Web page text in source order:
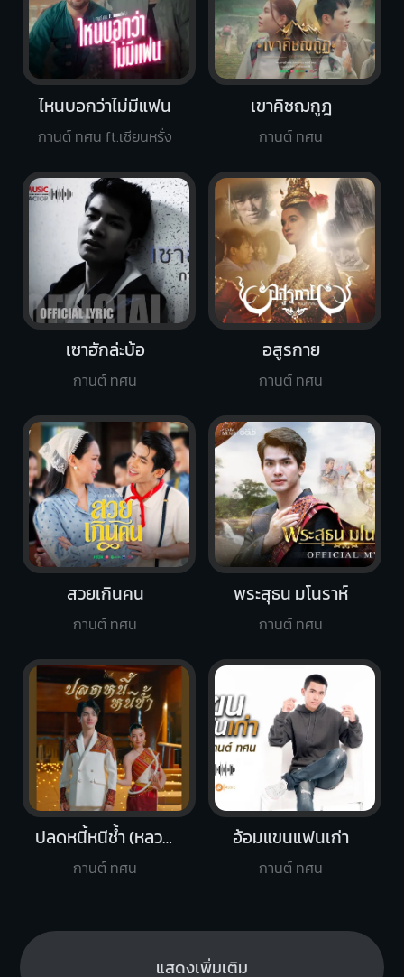
อสูรกาย
กานต์ ทศน
ไหนบอกว่าไม่มีแฟน
กานต์ ทศน ft.เซียนหรั่ง
สวยเกินคน
กานต์ ทศน
เขาคิชฌกูฎ
กานต์ ทศน
เซาฮักล่ะบ้อ
กานต์ ทศน
พระสุธน มโนราห์
กานต์ ทศน
ปลดหนี้หนีช้ำ (หลวงปู่ศิลา)
กานต์ ทศน
อ้อมแขนแฟนเก่า
กานต์ ทศน
แสดงเพิ่มเติม